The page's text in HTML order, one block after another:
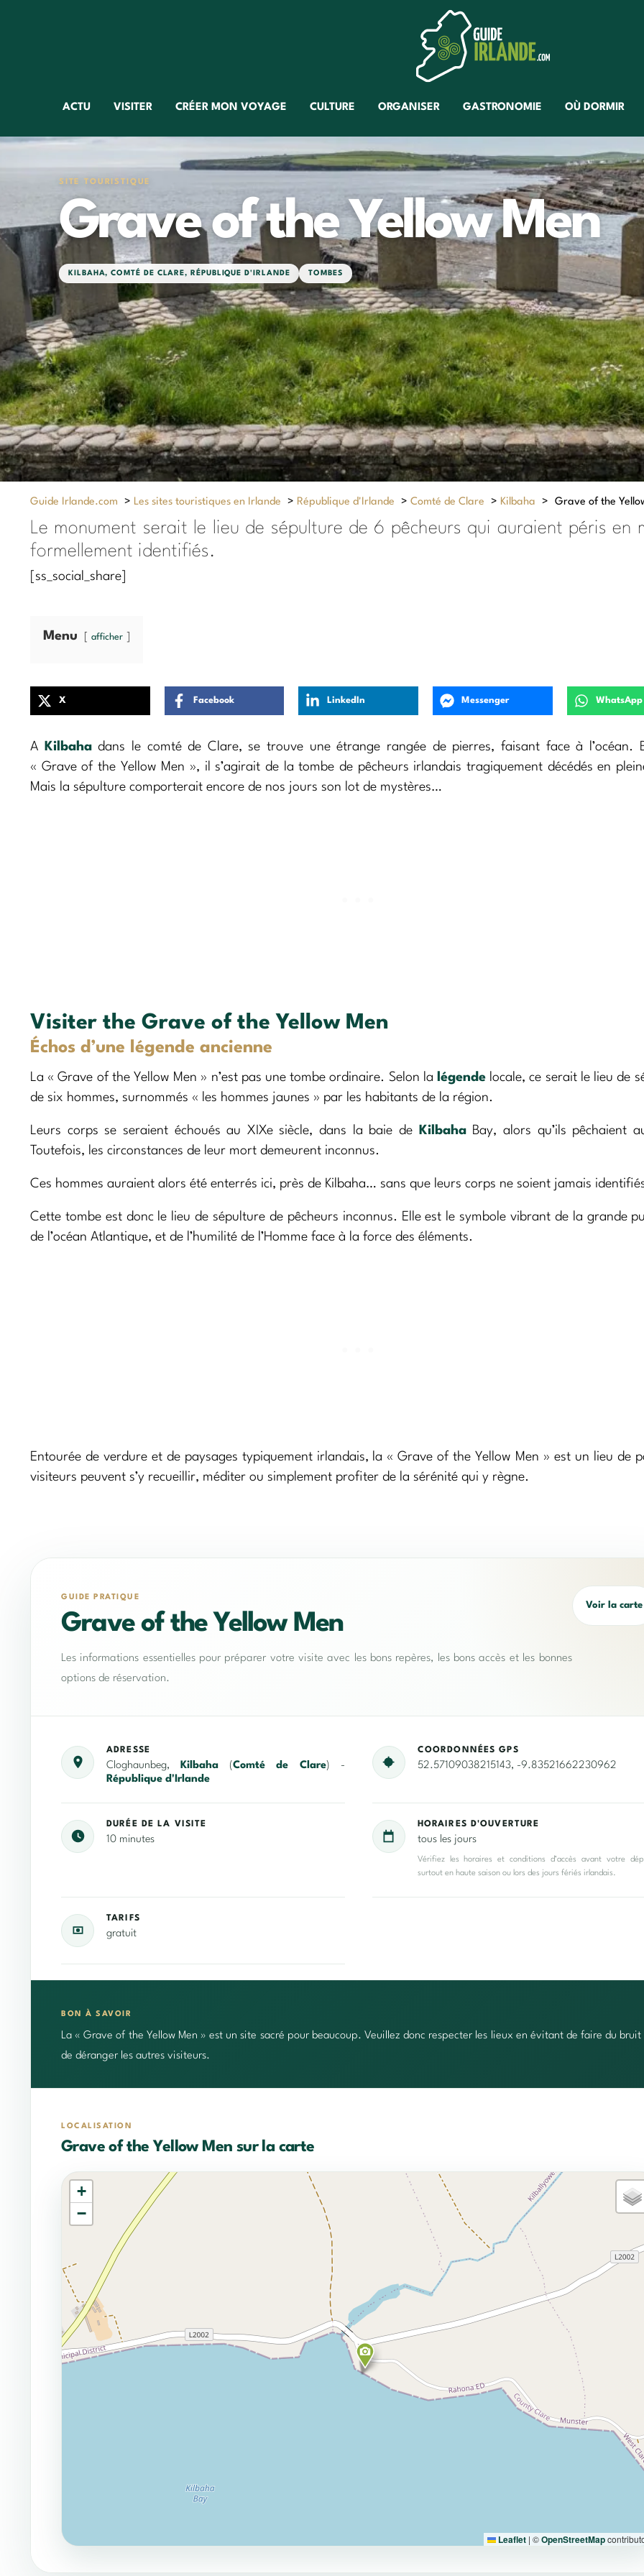
ACTU VISITER CRÉER MON VOYAGE CULTURE ORGANISER GASTRONOMIE OÙ DORMIR
SITE TOURISTIQUE
Grave of the Yellow Men
KILBAHA,COMTÉ DE CLARE, RÉPUBLIQUE D'IRLANDE TOMBES
Guide Irlande.com > Les sites touristiques en Irlande > République d'Irlande > Comté de Clare > Kilbaha > Grave of the
Le monument serait le lieu de sépulture de 6 pêcheurs qui auraient péris
formellement identifiés.
[ss_social_share]
Menu afficher
X Facebook LinkedIn Messenger WhatsApp
A Kilbahadans le comté de Clare, se trouve une étrange rangée de pierres, faisant face à l’océan.
« Grave of the Yellow Men », il s’agirait de la tombe de pêcheurs irlandais tragiquement décédés en
Mais la sépulture comporterait encore de nos jours son lot de mystères…
Visiter the Grave of the Yellow Men
Échos d’une légende ancienne
La « Grave of the Yellow Men » n’est pas une tombe ordinaire. Selon la légende locale, ce serait le lieu de
de six hommes, surnommés « les hommes jaunes » par les habitants de la région.
Leurs corps se seraient échoués au XIXe siècle, dans la baie de KilbahaBay, alors qu’ils pêchaient
Toutefois, les circonstances de leur mort demeurent inconnus.
Ces hommes auraient alors été enterrés ici, près de Kilbaha… sans que leurs corps ne soient jamais
Cette tombe est donc le lieu de sépulture de pêcheurs inconnus. Elle est le symbole vibrant de la grande
de l’océan Atlantique, et de l’humilité de l’Homme face à la force des éléments.
Entourée de verdure et de paysages typiquement irlandais, la « Grave of the Yellow Men » est un lieu de
visiteurs peuvent s’y recueillir, méditer ou simplement profiter de la sérénité qui y règne.
GUIDE PRATIQUE
Grave of the Yellow Men
Les informations essentielles pour préparer votre visite avec les bons repères, les bons accès et les bonnes
options de réservation.
Voir la carte
ADRESSE
Cloghaunbeg, Kilbaha (Comté de Clare) -
République d'Irlande
COORDONNÉES GPS
52.57109038215143, -9.83521662230962
DURÉE DE LA VISITE
10 minutes
HORAIRES D'OUVERTURE
tous les jours
Vérifiez les horaires et conditions d’accès avant votre
surtout en haute saison ou lors des jours fériés irlandais.
TARIFS
gratuit
BON À SAVOIR
La « Grave of the Yellow Men » est un site sacré pour beaucoup. Veuillez donc respecter les lieux en évitant de faire du bruit
de déranger les autres visiteurs.
LOCALISATION
Grave of the Yellow Men sur la carte
+
−
Leaflet | ©OpenStreetMap